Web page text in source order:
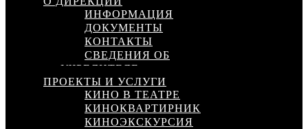
ИНФОРМАЦИЯ
ДОКУМЕНТЫ
КОНТАКТЫ
СВЕДЕНИЯ ОБ
УЧРЕДИТЕЛЕ
ПРОЕКТЫ И УСЛУГИ
КИНО В ТЕАТРЕ
КИНОКВАРТИРНИК
КИНОЭКСКУРСИЯ